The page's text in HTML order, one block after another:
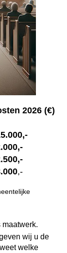
2026 (€)
,-
maatwerk.
wij u de
welke